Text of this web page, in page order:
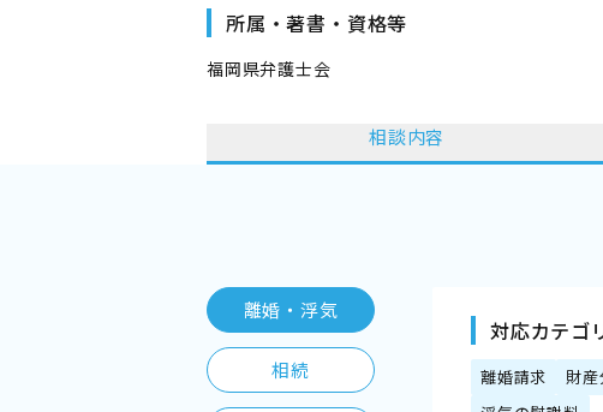
所属・著書・資格等
福岡県弁護士会
相談内容
離婚・浮気
相続
対応カテゴ
離婚請求 財